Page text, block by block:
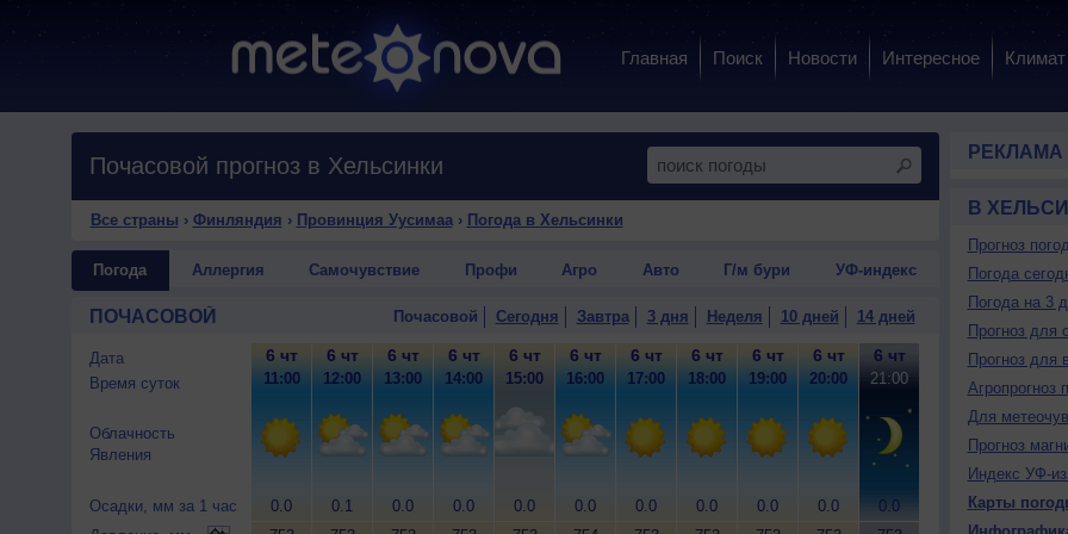
Главная Поиск Новости Интересное Климат
Почасовой прогноз в Хельсинки
Все страны › Финляндия › Провинция Уусимаа› Погода в Хельсинки
Погода Аллергия Самочувствие Профи Агро Авто Г/м бури УФ-индекс
ПОЧАСОВОЙ Почасовой Сегодня Завтра 3 дня Неделя 10 дней 14 дней
Дата
Время суток
Облачность
Явления
Осадки, мм за 1 час
6 чт
11:00
0.0
6 чт
12:00
0.1
6 чт
13:00
0.0
6 чт
14:00
0.0
6 чт
15:00
0.0
6 чт
16:00
0.0
6 чт
17:00
0.0
6 чт
18:00
0.0
6 чт
19:00
0.0
6 чт
20:00
0.0
6 чт
21:00
0.0
6 чт
0.2
7
РЕКЛАМА
В
Прогноз
Погода
Погода на 3
Прогноз для
Прогноз для
Агропрогноз
Для
Прогноз
Индекс УФ-
Карты